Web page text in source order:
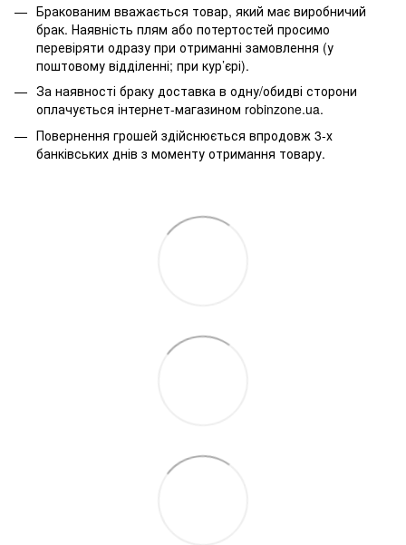
Бракованим вважається товар, який має виробничий
брак. Наявність плям або потертостей просимо
перевіряти одразу при отриманні замовлення (у
поштовому відділенні; при кур’єрі).
За наявності браку доставка в одну/обидві сторони
оплачується інтернет-магазином robinzone.ua.
Повернення грошей здійснюється впродовж 3-х
банківських днів з моменту отримання товару.